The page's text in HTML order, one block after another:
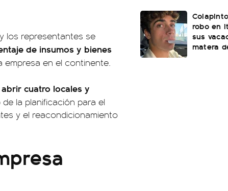
los representantes se
de insumos y bienes
empresa en el continente.
abrir cuatro locales y
la planificación para el
y el reacondicionamiento
robo en
sus
matera